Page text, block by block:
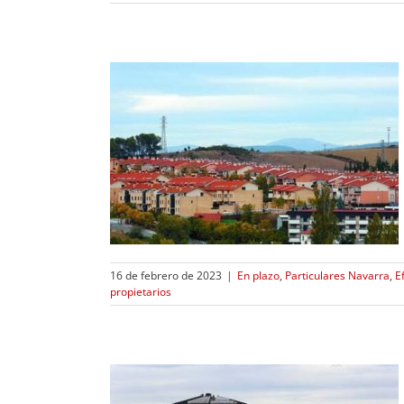
16 de febrero de 2023 | En plazo, Particulares Navarra,
propietarios